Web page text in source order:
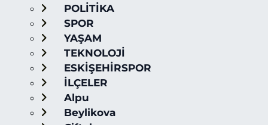
POLİTİKA
SPOR
YAŞAM
TEKNOLOJİ
ESKİŞEHİRSPOR
İLÇELER
Alpu
Beylikova